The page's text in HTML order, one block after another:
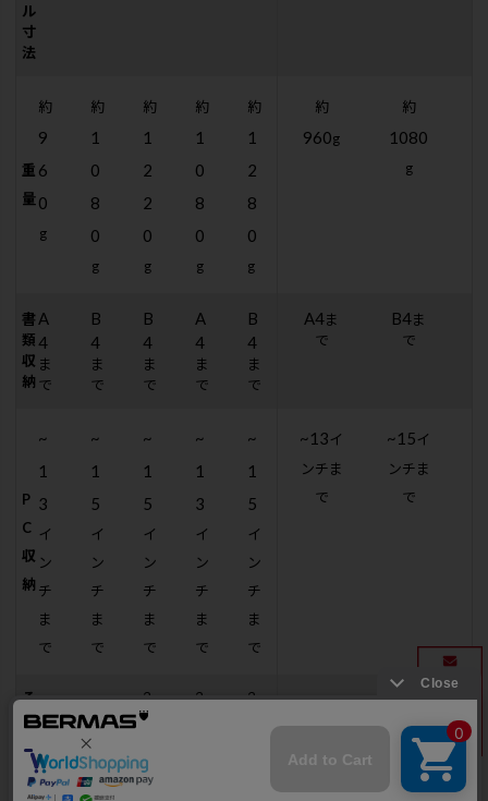
ル
寸
法
重
量
約
9
6
0
g
約
1
0
8
0
g
約
1
2
2
0
g
約
1
0
8
0
g
約
1
2
8
0
g
約
960g
約
1080
g
書
類
収
納
A
4
ま
で
B
4
ま
で
B
4
ま
で
A
4
ま
で
B
4
ま
で
A4ま
で
B4ま
で
P
C
収
納
~
1
3
イ
ン
チ
ま
で
~
1
5
イ
ン
チ
ま
で
~
1
5
イ
ン
チ
ま
で
~
1
3
イ
ン
チ
ま
で
~
1
5
イ
ン
チ
ま
で
~13イ
ンチま
で
~15イ
ンチま
で
そ
の
の
機
3
W
Y
3
3